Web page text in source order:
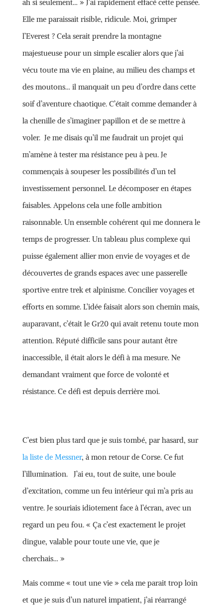
ah si seulement… » J’ai rapidement effacé cette pensée.
Elle me paraissait risible, ridicule. Moi, grimper
l’Everest ? Cela serait prendre la montagne
majestueuse pour un simple escalier alors que j’ai
vécu toute ma vie en plaine, au milieu des champs et
des moutons… il manquait un peu d’ordre dans cette
soif d’aventure chaotique. C’était comme demander à
la chenille de s’imaginer papillon et de se mettre à
voler. Je me disais qu’il me faudrait un projet qui
m’amène à tester ma résistance peu à peu. Je
commençais à soupeser les possibilités d’un tel
investissement personnel. Le décomposer en étapes
faisables. Appelons cela une folle ambition
raisonnable. Un ensemble cohérent qui me donnera le
temps de progresser. Un tableau plus complexe qui
puisse également allier mon envie de voyages et de
découvertes de grands espaces avec une passerelle
sportive entre trek et alpinisme. Concilier voyages et
efforts en somme. L’idée faisait alors son chemin mais,
auparavant, c’était le Gr20 qui avait retenu toute mon
attention. Réputé difficile sans pour autant être
inaccessible, il était alors le défi à ma mesure. Ne
demandant vraiment que force de volonté et
résistance. Ce défi est depuis derrière moi.
C’est bien plus tard que je suis tombé, par hasard, sur
la liste de Messner, à mon retour de Corse. Ce fut
l’illumination. J’ai eu, tout de suite, une boule
d’excitation, comme un feu intérieur qui m’a pris au
ventre. Je souriais idiotement face à l’écran, avec un
regard un peu fou. « Ça c’est exactement le projet
dingue, valable pour toute une vie, que je
cherchais… »
Mais comme « tout une vie » cela me parait trop loin
et que je suis d’un naturel impatient, j’ai réarrangé